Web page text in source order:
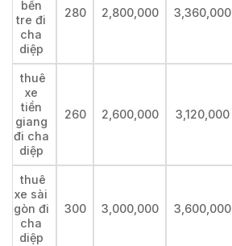
bến
tre đi
cha
diệp
280 2,800,000 3,360,000
thuê
xe
tiền
giang
đi cha
diệp
260 2,600,000 3,120,000
thuê
xe sài
gòn đi
cha
diệp
300 3,000,000 3,600,000